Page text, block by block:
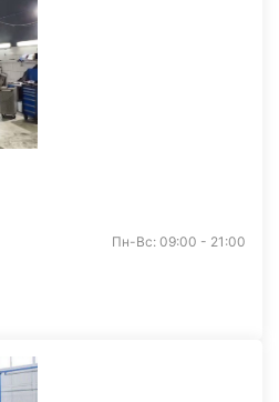
Пн-Вс: 09:00 - 21:00